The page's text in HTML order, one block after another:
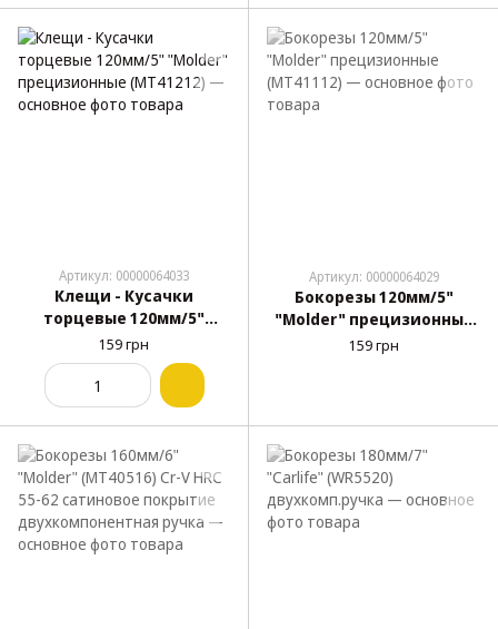
Артикул: 00000064033
Клещи - Кусачки
торцевые 120мм/5"
"Molder" прецизионные
(MT41212)
159 грн
Артикул: 00000064029
Бокорезы 120мм/5"
"Molder" прецизионные
(MT41112)
159 грн